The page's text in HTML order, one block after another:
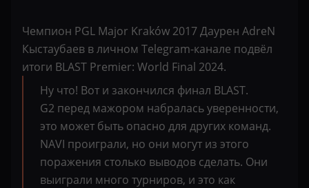
Чемпион PGL Major Kraków 2017 Даурен AdreN
Кыстаубаев в личном Telegram-канале подвёл
итоги BLAST Premier: World Final 2024.
Ну что! Вот и закончился финал BLAST.
G2 перед мажором набралась уверенности,
это может быть опасно для других команд.
NAVI проиграли, но они могут из этого
поражения столько выводов сделать. Они
выиграли много турниров, и это как